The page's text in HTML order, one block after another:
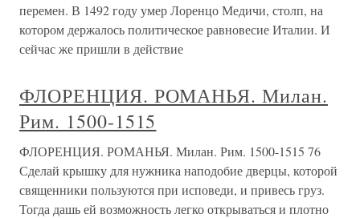
перемен. В 1492 году умер Лоренцо Медичи, столп, на
котором держалось политическое равновесие Италии. И
сейчас же пришли в действие
ФЛОРЕНЦИЯ. РОМАНЬЯ. Милан.
Рим. 1500-1515
ФЛОРЕНЦИЯ. РОМАНЬЯ. Милан. Рим. 1500-1515 76
Сделай крышку для нужника наподобие дверцы, которой
священники пользуются при исповеди, и привесь груз.
Тогда дашь ей возможность легко открываться и плотно